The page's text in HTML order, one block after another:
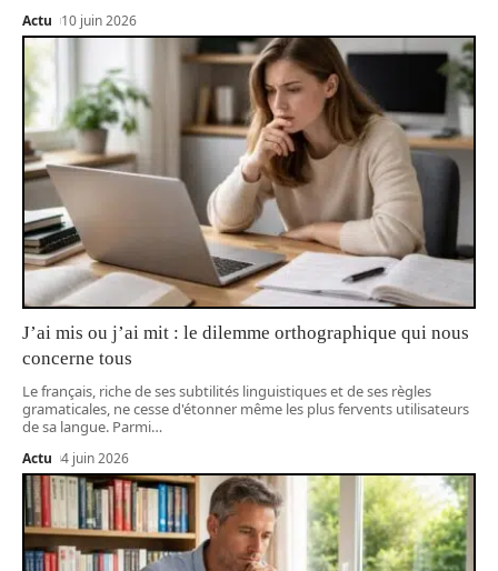
Actu 10 juin 2026
J’ai mis ou j’ai mit : le dilemme orthographique qui nous
concerne tous
Le français, riche de ses subtilités linguistiques et de ses règles
gramaticales, ne cesse d'étonner même les plus fervents utilisateurs
de sa langue. Parmi…
Actu 4 juin 2026